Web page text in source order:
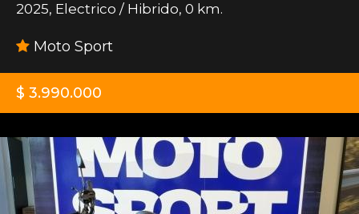
2025, Electrico / Hibrido, 0 km.
Moto Sport
$ 3.990.000